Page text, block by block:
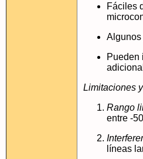
Fáciles
Algunos
Pueden
Limitaciones
Rango
entre -
líneas